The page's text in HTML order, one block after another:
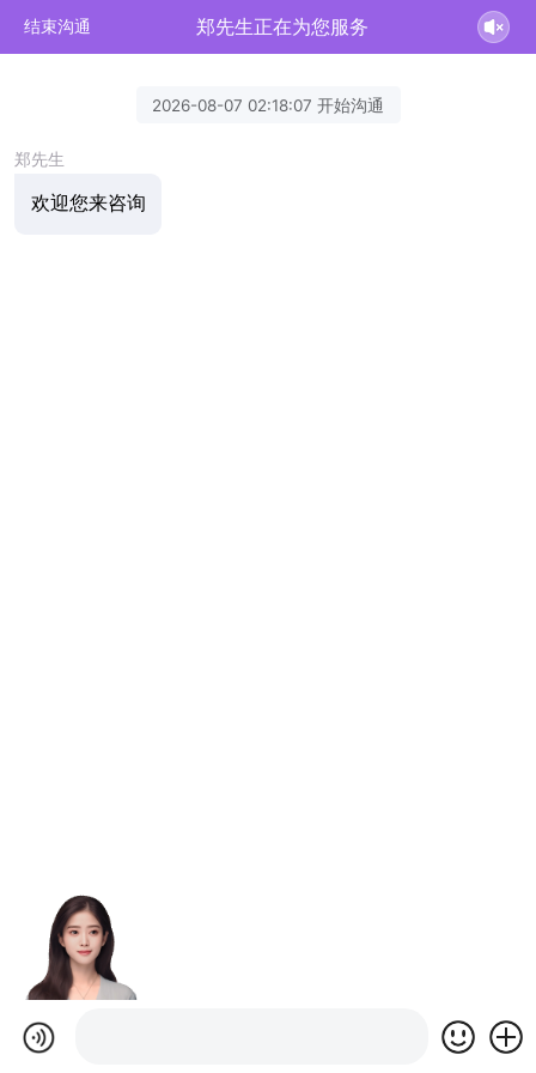
结束沟通 郑先生正在为您服务
2026-08-07 02:18:07 开始沟通
郑先生
欢迎您来咨询